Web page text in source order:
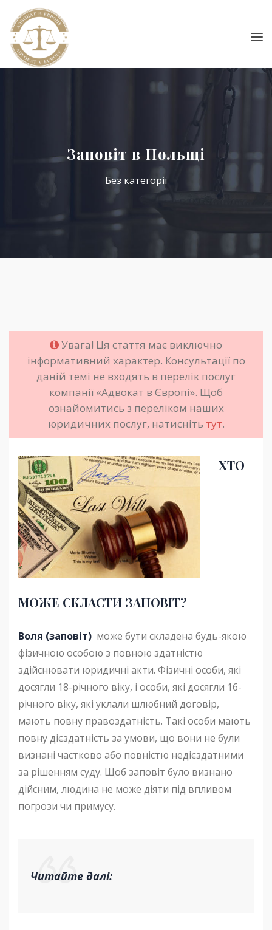
Заповіт в Польщі
Без категорії
Увага! Ця стаття має виключно
інформативний характер. Консультації по
даній темі не входять в перелік послуг
компанії «Адвокат в Європі». Щоб
ознайомитись з переліком наших
юридичних послуг, натисніть тут.
ХТО
МОЖЕ СКЛАСТИ ЗАПОВІТ?
Воля (заповіт) може бути складена будь-якою
фізичною особою з повною здатністю
здійснювати юридичні акти. Фізичні особи, які
досягли 18-річного віку, і особи, які досягли 16-
річного віку, які уклали шлюбний договір,
мають повну правоздатність. Такі особи мають
повну дієздатність за умови, що вони не були
визнані частково або повністю недієздатними
за рішенням суду. Щоб заповіт було визнано
дійсним, людина не може діяти під впливом
погрози чи примусу.
Читайте далі: